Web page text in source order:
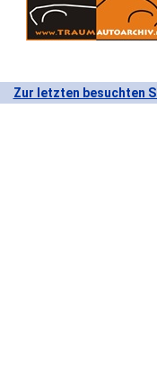
Zur letzten besuchten